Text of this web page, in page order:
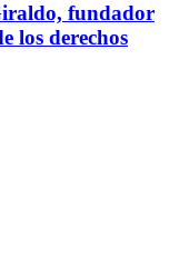
fundador
los derechos